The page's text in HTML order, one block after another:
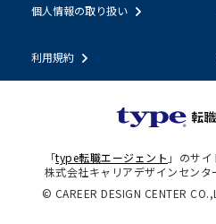
個人情報の取り扱い
利用規約
「type転職エージェント 」のサイ
株式会社キャリアデザインセン
© CAREER DESIGN CENTER